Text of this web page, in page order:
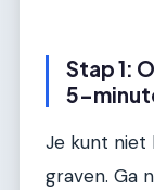
Stap 1:
5-
Je kunt niet
graven. Ga